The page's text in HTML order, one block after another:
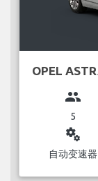
OPEL
group
5
miscellaneous_services
自动变速器